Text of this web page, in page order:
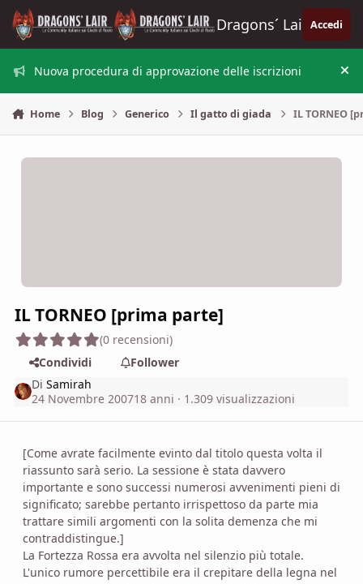
Vai al contenuto
Dragons´ Lair Accedi
Nuova procedura di approvazione delle iscrizioni
Home Blog Generico Il gatto di giada IL TORNEO
IL TORNEO [prima parte]
(0 recensioni)
Condividi
Follower
DiSamirah
24 Novembre 200718 anni · 1.309 visualizzazioni
[Come avrate facilmente evinto dal titolo questa volta il
riassunto sarà serio. La sessione è stata davvero
importante e sono successi numerosi avvenimenti pieni di
significato; sarebbe pertanto irrispettoso da parte mia
trattare simili argomenti con la solita demenza che mi
contraddistingue.]
La Fortezza Rossa era avvolta nel silenzio più totale.
L'unico rumore percettibile era il crepitare della legna nel